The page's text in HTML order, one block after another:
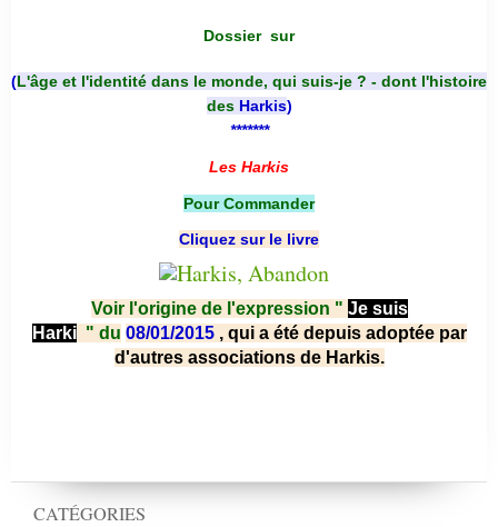
CATÉGORIES
Dossier sur
(L'âge et l'identité dans le monde, qui suis-je ? - dont l'histoire
des Harkis)
*******
Les Harkis
Pour Commander
Cliquez sur le livre
Voir l'origine de l'expression " Je suis
Harki " du 08/01/2015 , qui a été depuis adoptée par
d'autres associations de Harkis.